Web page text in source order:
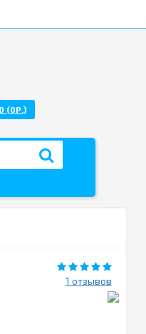
(0Р.)
1 отзывов